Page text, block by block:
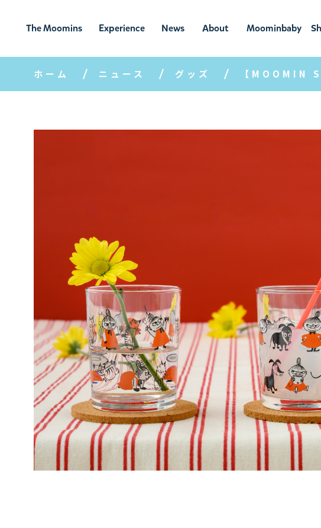
The Moomins
ムーミンの
世界
Experience
ムーミンの世
界を楽しむ
News
ニュ
ース
About
ムーミン
について
Moominbaby
ムーミンベ
ビー
ホーム ニュース グッズ